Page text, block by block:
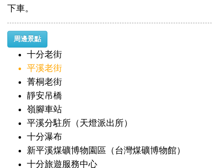
下車。
周邊景點
十分老街
平溪老街
菁桐老街
靜安吊橋
嶺腳車站
平溪分駐所（天燈派出所）
十分瀑布
新平溪煤礦博物園區（台灣煤礦博物館）
十分旅遊服務中心